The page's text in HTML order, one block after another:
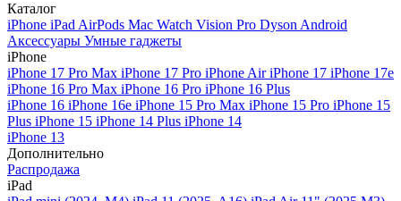
Каталог
iPhone iPad AirPods Mac Watch Vision Pro Dyson Android
Аксессуары Умные гаджеты
iPhone
iPhone 17 Pro Max iPhone 17 Pro iPhone AiriPhone 17 iPhone 17e
iPhone 16 Pro Max iPhone 16 Pro iPhone 16 Plus
iPhone 16 iPhone 16e iPhone 15 Pro Max iPhone 15 Pro iPhone 15
Plus iPhone 15 iPhone 14 Plus iPhone 14
iPhone 13
Дополнительно
Распродажа
iPad